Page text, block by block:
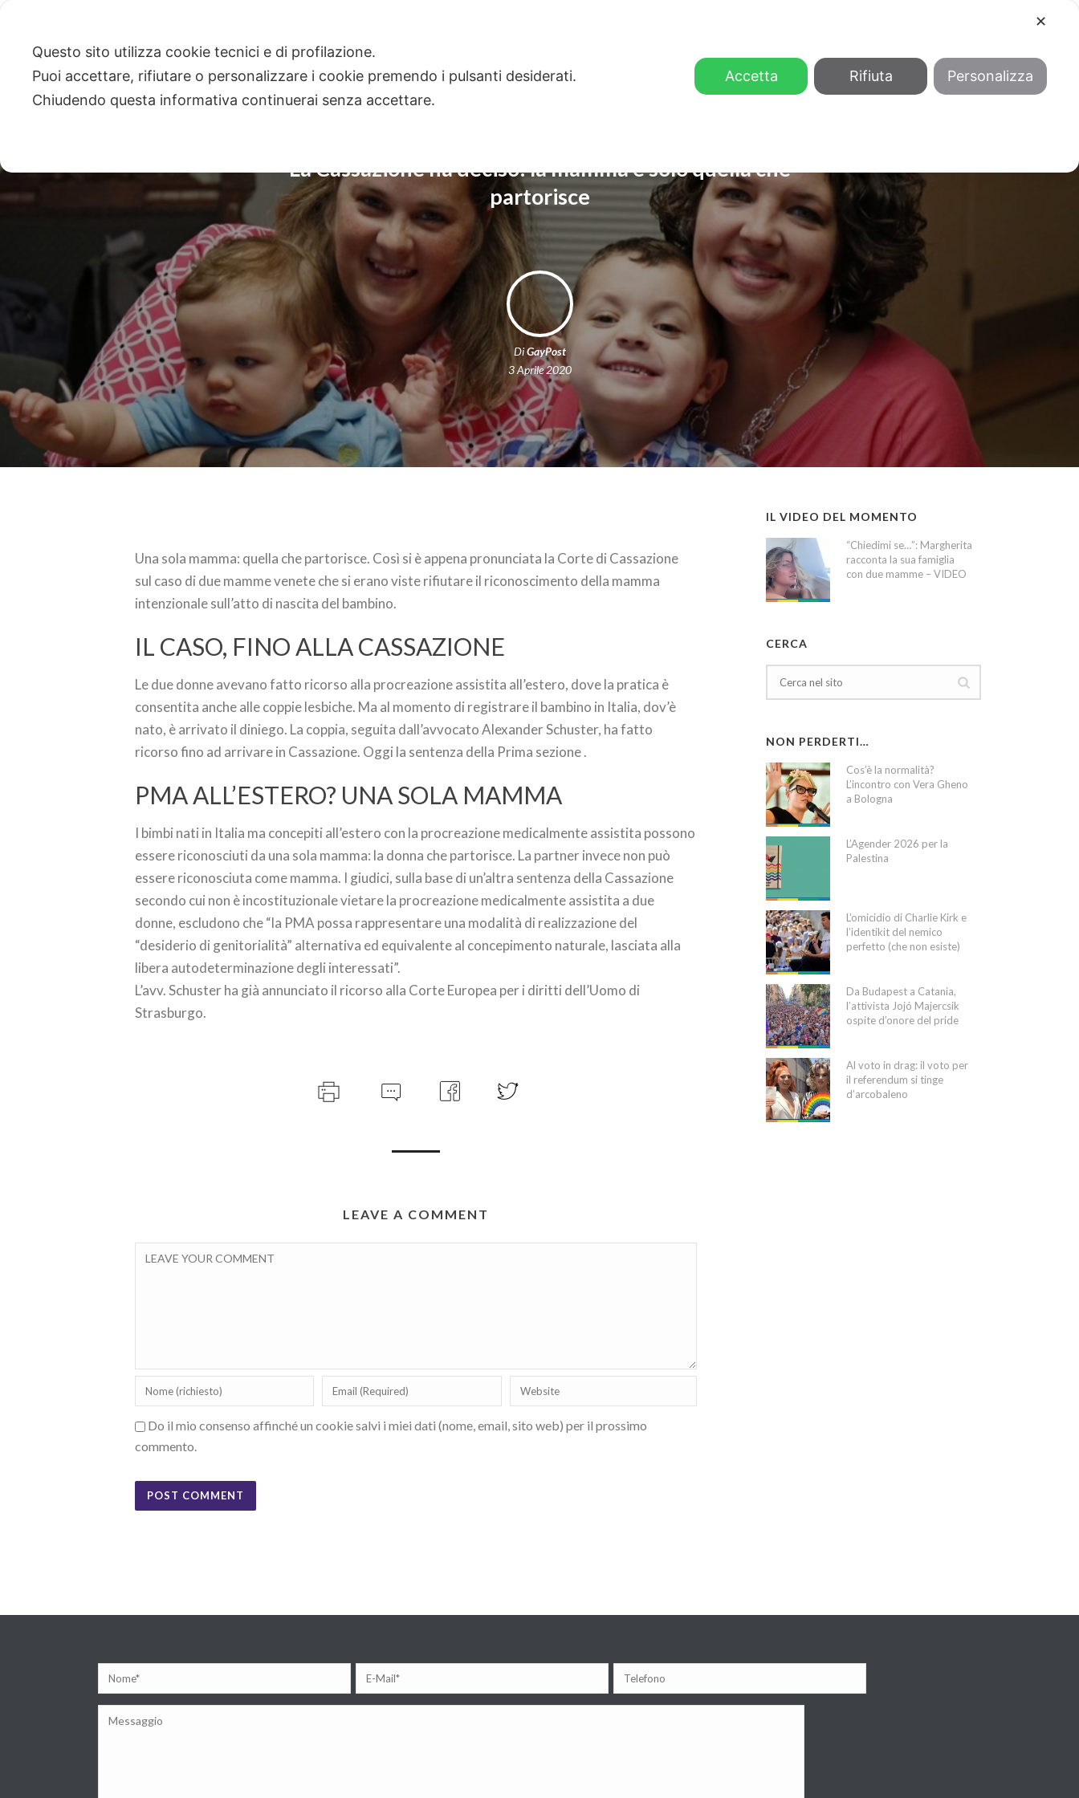
La Cassazione ha deciso: la mamma è solo quella che
partorisce
DiGayPost
3 Aprile 2020
Una sola mamma: quella che partorisce. Così si è appena pronunciata la Corte di Cassazione
sul caso di due mamme venete che si erano viste rifiutare il riconoscimento della mamma
intenzionale sull’atto di nascita del bambino.
IL CASO, FINO ALLA CASSAZIONE
Le due donne avevano fatto ricorso alla procreazione assistita all’estero, dove la pratica è
consentita anche alle coppie lesbiche. Ma al momento di registrare il bambino in Italia, dov’è
nato, è arrivato il diniego. La coppia, seguita dall’avvocato Alexander Schuster, ha fatto
ricorso fino ad arrivare in Cassazione. Oggi la sentenza della Prima sezione .
PMA ALL’ESTERO? UNA SOLA MAMMA
I bimbi nati in Italia ma concepiti all’estero con la procreazione medicalmente assistita possono
essere riconosciuti da una sola mamma: la donna che partorisce. La partner invece non può
essere riconosciuta come mamma. I giudici, sulla base di un’altra sentenza della Cassazione
secondo cui non è incostituzionale vietare la procreazione medicalmente assistita a due
donne, escludono che “la PMA possa rappresentare una modalità di realizzazione del
“desiderio di genitorialità” alternativa ed equivalente al concepimento naturale, lasciata alla
libera autodeterminazione degli interessati”.
L’avv. Schuster ha già annunciato il ricorso alla Corte Europea per i diritti dell’Uomo di
Strasburgo.
LEAVE A COMMENT
Do il mio consenso affinché un cookie salvi i miei dati (nome, email, sito web) per il prossimo
commento.
IL VIDEO DEL MOMENTO
“Chiedimi se…”: Margherita
racconta la sua famiglia
con due mamme – VIDEO
CERCA
NON PERDERTI…
Cos’è la normalità?
L’incontro con Vera Gheno
a Bologna
L’Agender 2026 per la
Palestina
L’omicidio di Charlie Kirk e
l’identikit del nemico
perfetto (che non esiste)
Da Budapest a Catania,
l’attivista Jojó Majercsik
ospite d’onore del pride
Al voto in drag: il voto per
il referendum si tinge
d’arcobaleno
✕
Questo sito utilizza cookie tecnici e di profilazione.
Puoi accettare, rifiutare o personalizzare i cookie premendo i pulsanti desiderati.
Chiudendo questa informativa continuerai senza accettare.
Accetta Rifiuta Personalizza